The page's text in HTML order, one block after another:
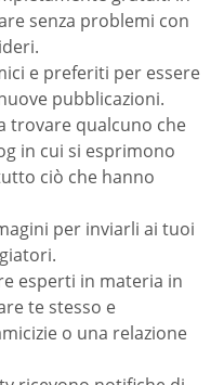
senza problemi con
e preferiti per essere
pubblicazioni.
trovare qualcuno che
in cui si esprimono
ciò che hanno
per inviarli ai tuoi
esperti in materia in
te stesso e
o una relazione